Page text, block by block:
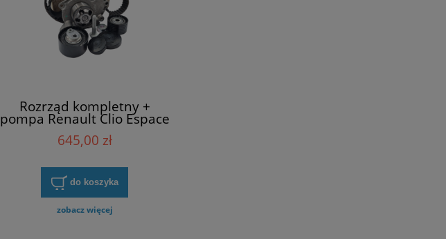
Rozrząd kompletny +
pompa Renault Clio Espace
Laguna Megane Megane
Scenic Vel Satis
645,00 zł
do koszyka
zobacz więcej